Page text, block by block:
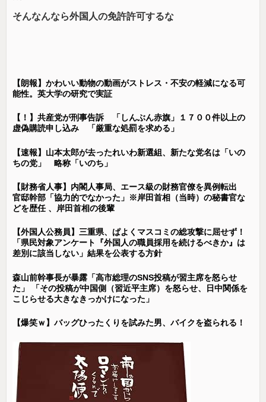
そんなんなら外国人の免許許可するな
【朗報】かわいい動物の動画がストレス・不安の軽減になる可
能性。英大学の研究で実証
【！】共産党が刑事告訴 「しんぶん赤旗」１７００件以上の
虚偽購読申し込み 「厳重な処罰を求める」
【速報】山本太郎が去ったれいわ新選組、新たな党名は「いの
ちの党」 略称「いのち」
【財務省人事】内閣人事局、エース級の財務官僚を異例転出
官邸幹部「協力的でなかった」※岸田首相（当時）の秘書官な
どを歴任 、岸田首相の後輩
【外国人公務員】三重県、ぱよくマスコミの総攻撃に屈せず！
「県民対象アンケート『外国人の職員採用を続けるべきか』は
差別に該当しない」結果を公表する方針
森山前幹事長が暴露「高市総理のSNS投稿が習主席を怒らせ
た」 「その投稿が中国側（習近平主席）を怒らせ、日中関係を
こじらせる大きなきっかけになった」
【爆笑ｗ】バッグひったくりを試みた男、バイクを盗られる！